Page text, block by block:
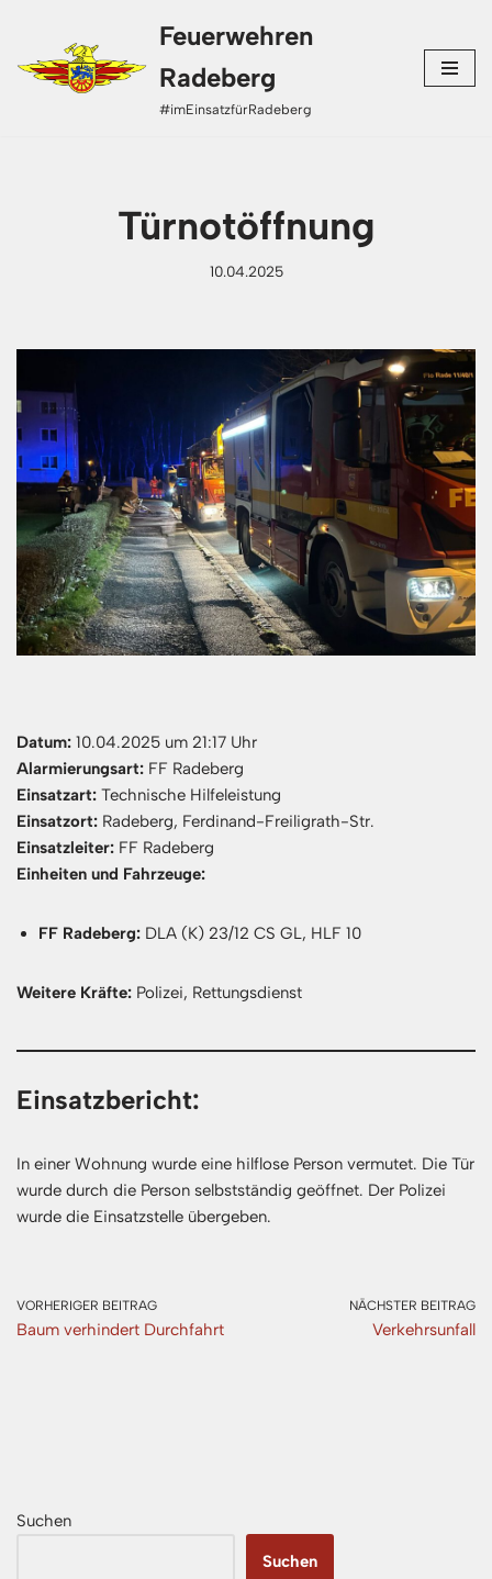
Zum
Inhalt
Feuerwehren
Radeberg
#imEinsatzfürRadeberg
Türnotöffnung
10.04.2025
Datum: 10.04.2025 um 21:17 Uhr
Alarmierungsart: FF Radeberg
Einsatzart: Technische Hilfeleistung
Einsatzort: Radeberg, Ferdinand-Freiligrath-Str.
Einsatzleiter: FF Radeberg
Einheiten und Fahrzeuge:
FF Radeberg: DLA (K) 23/12 CS GL, HLF 10
Weitere Kräfte: Polizei, Rettungsdienst
Einsatzbericht:
In einer Wohnung wurde eine hilflose Person vermutet. Die Tür
wurde durch die Person selbstständig geöffnet. Der Polizei
wurde die Einsatzstelle übergeben.
VORHERIGER BEITRAG
Baum verhindert Durchfahrt
NÄCHSTER BEITRAG
Verkehrsunfall
Suchen
Suchen